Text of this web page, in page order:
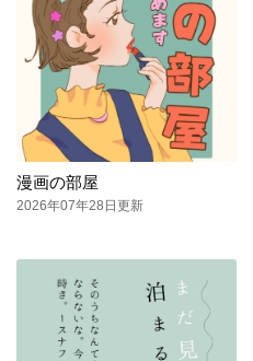
漫画の部屋
2026年07年28日更新